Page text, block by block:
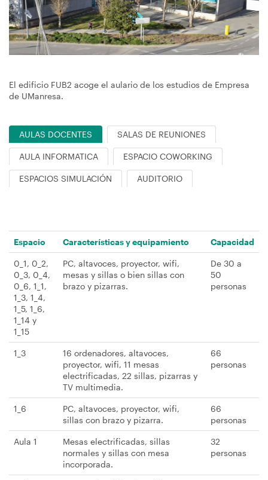
navegación
El edificio FUB2 acoge el aulario de los estudios de Empresa
de UManresa.
AULAS DOCENTES SALAS DE REUNIONES
AULA INFORMATICA ESPACIO COWORKING
ESPACIOS SIMULACIÓN AUDITORIO
Espacio Características y equipamiento Capacidad
0_1, 0_2,
0_3, 0_4,
0_6, 1_1,
1_3, 1_4,
1_5, 1_6,
1_14 y
1_15
PC, altavoces, proyector, wifi,
mesas y sillas o bien sillas con
brazo y pizarras.
De 30 a
50
personas
1_3
16 ordenadores, altavoces,
proyector, wifi, 11 mesas
electrificadas, 22 sillas, pizarras y
TV multimedia.
66
personas
1_6
PC, altavoces, proyector, wifi,
sillas con brazo y pizarra.
66
personas
Aula 1
Mesas electrificadas, sillas
normales y sillas con mesa
incorporada.
32
personas